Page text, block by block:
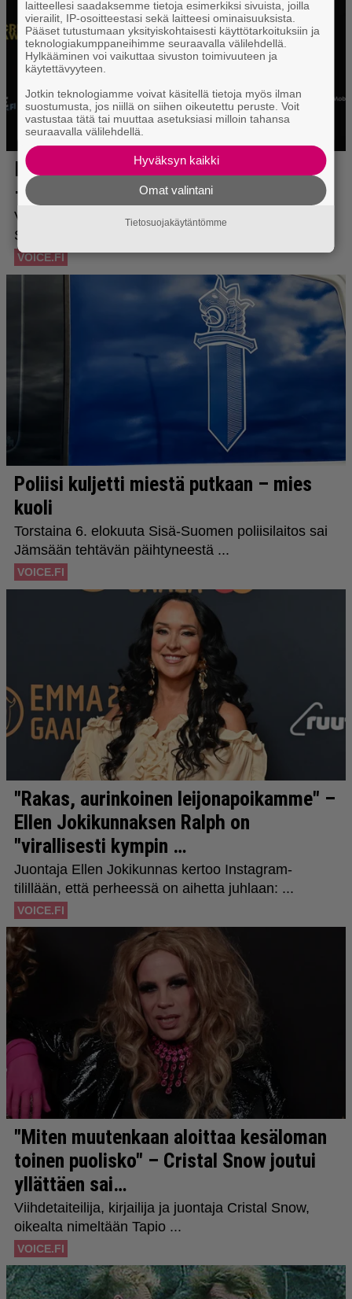
laitteellesi saadaksemme tietoja esimerkiksi sivuista, joilla
vierailit, IP-osoitteestasi sekä laitteesi ominaisuuksista.
Pääset tutustumaan yksityiskohtaisesti käyttötarkoituksiin ja
teknologiakumppaneihimme seuraavalla välilehdellä.
Hylkääminen voi vaikuttaa sivuston toimivuuteen ja
käytettävyyteen.
Jotkin teknologiamme voivat käsitellä tietoja myös ilman
suostumusta, jos niillä on siihen oikeutettu peruste. Voit
vastustaa tätä tai muuttaa asetuksiasi milloin tahansa
seuraavalla välilehdellä.
Hyväksyn kaikki
Omat valintani
Tietosuojakäytäntömme